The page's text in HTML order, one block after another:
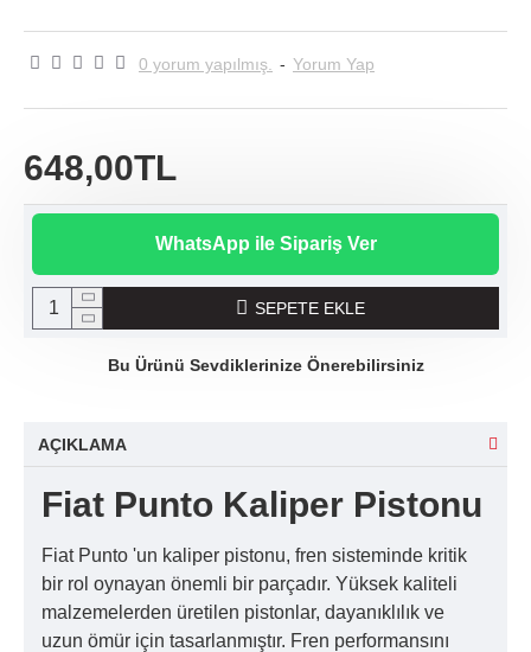
0 yorum yapılmış. - Yorum Yap
648,00TL
WhatsApp ile Sipariş Ver
SEPETE EKLE
Bu Ürünü Sevdiklerinize Önerebilirsiniz
AÇIKLAMA
Fiat Punto Kaliper Pistonu
Fiat Punto 'un kaliper pistonu, fren sisteminde kritik
bir rol oynayan önemli bir parçadır. Yüksek kaliteli
malzemelerden üretilen pistonlar, dayanıklılık ve
uzun ömür için tasarlanmıştır. Fren performansını